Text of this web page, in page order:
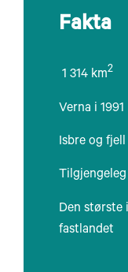
Fakta
1 314 km2
Verna i 1991
Isbre og fjell
Den største
fastlandet